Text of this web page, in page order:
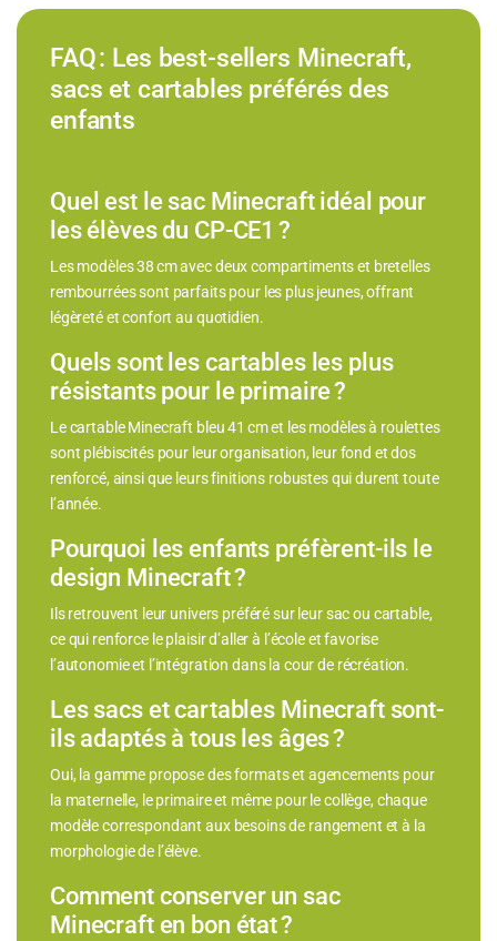
FAQ : Les best-sellers Minecraft,
sacs et cartables préférés des
enfants
Quel est le sac Minecraft idéal pour
les élèves du CP-CE1 ?
Les modèles 38 cm avec deux compartiments et bretelles
rembourrées sont parfaits pour les plus jeunes, offrant
légèreté et confort au quotidien.
Quels sont les cartables les plus
résistants pour le primaire ?
Le cartable Minecraft bleu 41 cm et les modèles à roulettes
sont plébiscités pour leur organisation, leur fond et dos
renforcé, ainsi que leurs finitions robustes qui durent toute
l’année.
Pourquoi les enfants préfèrent-ils le
design Minecraft ?
Ils retrouvent leur univers préféré sur leur sac ou cartable,
ce qui renforce le plaisir d’aller à l’école et favorise
l’autonomie et l’intégration dans la cour de récréation.
Les sacs et cartables Minecraft sont-
ils adaptés à tous les âges ?
Oui, la gamme propose des formats et agencements pour
la maternelle, le primaire et même pour le collège, chaque
modèle correspondant aux besoins de rangement et à la
morphologie de l’élève.
Comment conserver un sac
Minecraft en bon état ?